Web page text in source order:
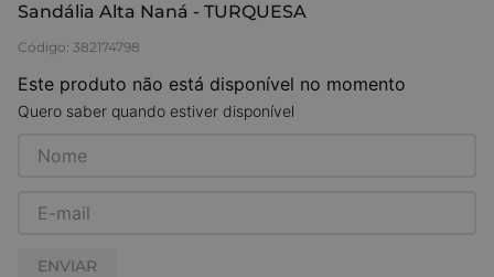
Sandália Alta Naná - TURQUESA
Código: 382174798
Este produto não está disponível no momento
Quero saber quando estiver disponível
ENVIAR